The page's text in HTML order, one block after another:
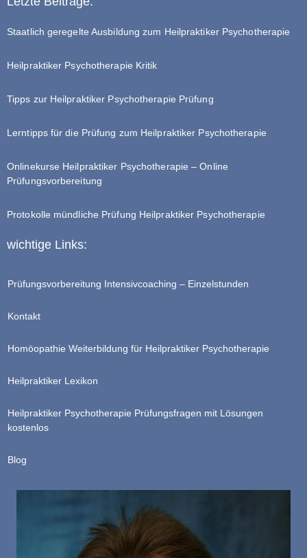
Staatlich geregelte Ausbildung zum Heilpraktiker Psychotherapie
Heilpraktiker Psychotherapie Kritik
Tipps zur Heilpraktiker Psychotherapie Prüfung
Lerntipps für die Prüfung zum Heilpraktiker Psychotherapie
Onlinekurse Heilpraktiker Psychotherapie – Online
Prüfungsvorbereitung
Protokolle mündliche Prüfung Heilpraktiker Psychotherapie
wichtige Links:
Prüfungsvorbereitung Intensivcoaching – Einzelstunden
Kontakt
Homöopathie Weiterbildung für Heilpraktiker Psychotherapie
Heilpraktiker Lexikon
Heilpraktiker Psychotherapie Prüfungsfragen mit Lösungen
kostenlos
Blog